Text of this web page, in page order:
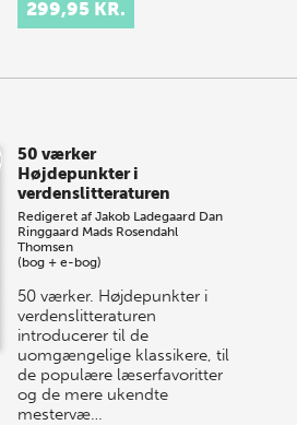
299,95 KR.
50 værker
Højdepunkter i
verdenslitteraturen
Redigeret afJakob Ladegaard Dan
Ringgaard Mads Rosendahl
Thomsen
(bog + e-bog)
50 værker. Højdepunkter i
verdenslitteraturen
introducerer til de
uomgængelige klassikere, til
de populære læserfavoritter
og de mere ukendte
mestervæ…